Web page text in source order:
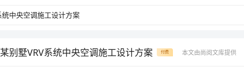
某别墅VRV系统中央空调施工设计方案 付费 本文由尚阅文库提供